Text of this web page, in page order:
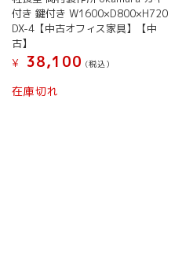
付き 鍵付き W1600×D800×H720
DX-4【中古オフィス家具】【中
古】
¥
38,100 (税込）
在庫切れ